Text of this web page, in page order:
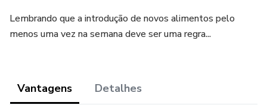
Lembrando que a introdução de novos alimentos pelo
menos uma vez na semana deve ser uma regra...
Vantagens Detalhes